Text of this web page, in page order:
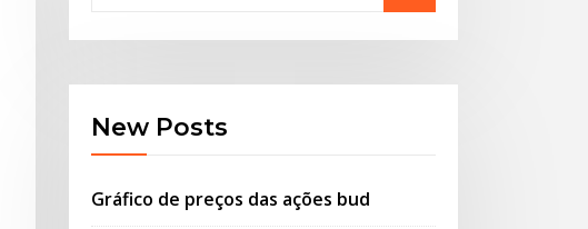
New Posts
Gráfico de preços das ações bud